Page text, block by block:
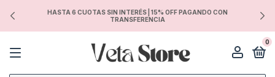
HASTA 6 CUOTAS SIN INTERÉS | 15% OFF PAGANDO CON
TRANSFERENCIA
0